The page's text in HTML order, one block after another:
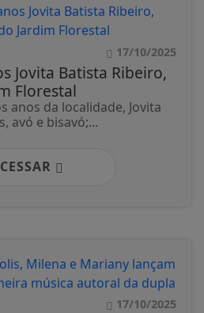
17/10/2025
Jovita Batista Ribeiro,
Florestal
anos da localidade, Jovita
avó e bisavó;...
17/10/2025